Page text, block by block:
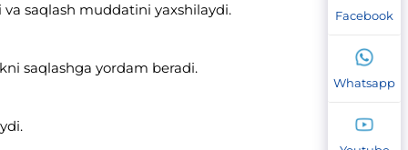
saqlash muddatini yaxshilaydi.
saqlashga yordam beradi.
Facebook
Whatsapp